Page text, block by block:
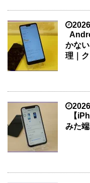
かな
理｜
【
みた